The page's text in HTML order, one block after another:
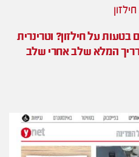
על חילזון? וטרינרית
המלא שלב אחרי שלב